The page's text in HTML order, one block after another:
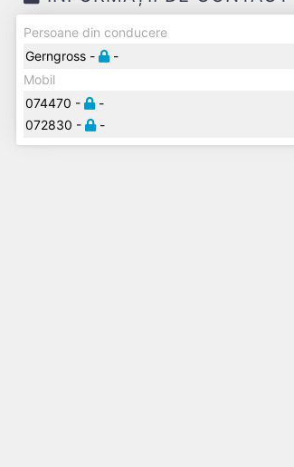
Persoane din conducere
Gerngross -
-
Mobil
074470 -
-
072830 -
-